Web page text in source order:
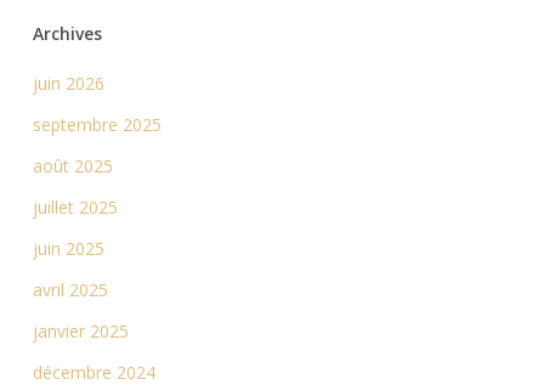
Archives
juin 2026
septembre 2025
août 2025
juillet 2025
juin 2025
avril 2025
janvier 2025
décembre 2024